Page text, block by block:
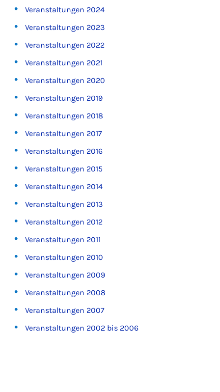
Veranstaltungen 2024
Veranstaltungen 2023
Veranstaltungen 2022
Veranstaltungen 2021
Veranstaltungen 2020
Veranstaltungen 2019
Veranstaltungen 2018
Veranstaltungen 2017
Veranstaltungen 2016
Veranstaltungen 2015
Veranstaltungen 2014
Veranstaltungen 2013
Veranstaltungen 2012
Veranstaltungen 2011
Veranstaltungen 2010
Veranstaltungen 2009
Veranstaltungen 2008
Veranstaltungen 2007
Veranstaltungen 2002 bis 2006